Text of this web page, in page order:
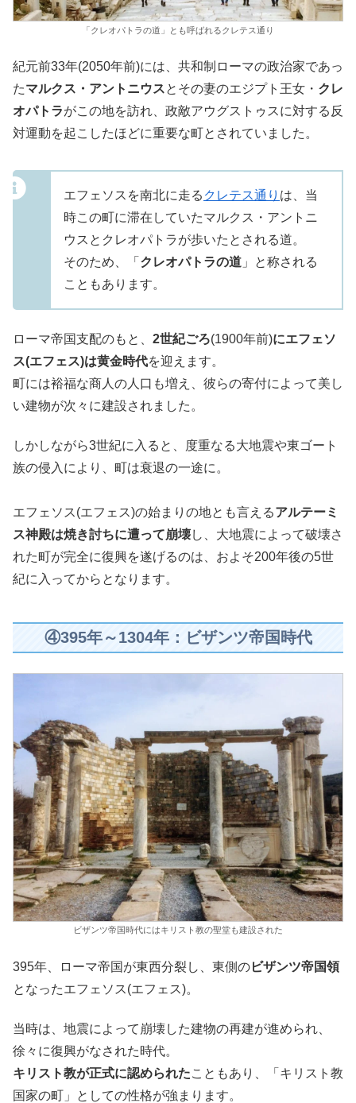
「クレオパトラの道」とも呼ばれるクレテス通り
紀元前33年(2050年前)には、共和制ローマの政治家であっ
たマルクス・アントニウスとその妻のエジプト王女・ クレ
オパトラがこの地を訪れ、政敵アウグストゥスに対する反
対運動を起こしたほどに重要な町とされていました。
エフェソスを南北に走る クレテス通り は、当
時この町に滞在していたマルクス・アントニ
ウスとクレオパトラが歩いたとされる道。
そのため、「 クレオパトラの道 」と称される
こともあります。
ローマ帝国支配のもと、 2世紀ごろ(1900年前)にエフェソ
ス(エフェス)は黄金時代を迎えます。
町には裕福な商人の人口も増え、彼らの寄付によって美し
い建物が次々に建設されました。
しかしながら3世紀に入ると、度重なる大地震や東ゴート
族の侵入により、町は衰退の一途に。
エフェソス(エフェス)の始まりの地とも言えるアルテーミ
ス神殿は焼き討ちに遭って崩壊し、大地震によって破壊さ
れた町が完全に復興を遂げるのは、およそ200年後の5世
紀に入ってからとなります。
④395年～1304年：ビザンツ帝国時代
ビザンツ帝国時代にはキリスト教の聖堂も建設された
395年、ローマ帝国が東西分裂し、東側のビザンツ帝国領
となったエフェソス(エフェス)。
当時は、地震によって崩壊した建物の再建が進められ、
徐々に復興がなされた時代。
キリスト教が正式に認められたこともあり、「キリスト教
国家の町」としての性格が強まります。